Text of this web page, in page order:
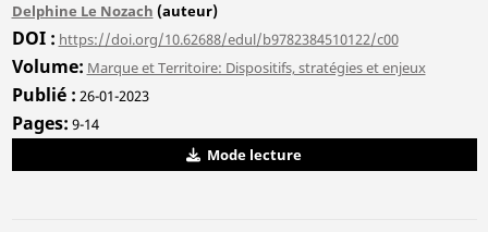
Delphine Le Nozach (auteur)
DOI https://doi.org/10.62688/edul/b9782384510122/c00
Volume Marque et Territoire: Dispositifs, stratégies et enjeux
Publié 26-01-2023
Pages 9-14
Mode lecture